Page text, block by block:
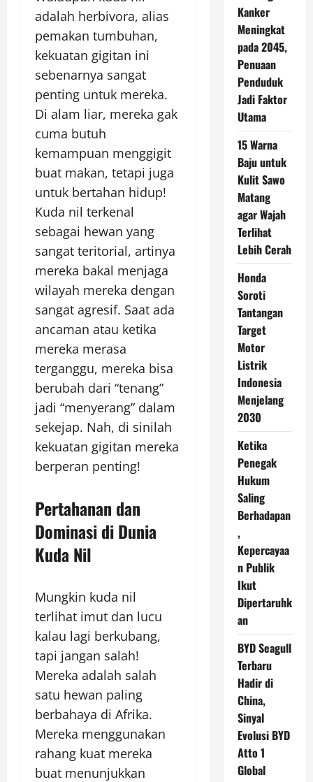
adalah herbivora, alias
pemakan tumbuhan,
kekuatan gigitan ini
sebenarnya sangat
penting untuk mereka.
Di alam liar, mereka gak
cuma butuh
kemampuan menggigit
buat makan, tetapi juga
untuk bertahan hidup!
Kuda nil terkenal
sebagai hewan yang
sangat teritorial, artinya
mereka bakal menjaga
wilayah mereka dengan
sangat agresif. Saat ada
ancaman atau ketika
mereka merasa
terganggu, mereka bisa
berubah dari “tenang”
jadi “menyerang” dalam
sekejap. Nah, di sinilah
kekuatan gigitan mereka
berperan penting!
Pertahanan dan
Dominasi di Dunia
Kuda Nil
Mungkin kuda nil
terlihat imut dan lucu
kalau lagi berkubang,
tapi jangan salah!
Mereka adalah salah
satu hewan paling
berbahaya di Afrika.
Mereka menggunakan
rahang kuat mereka
buat menunjukkan
Kanker
Meningkat
pada 2045,
Penuaan
Penduduk
Jadi Faktor
Utama
15 Warna
Baju untuk
Kulit Sawo
Matang
agar Wajah
Terlihat
Lebih Cerah
Honda
Soroti
Tantangan
Target
Motor
Listrik
Indonesia
Menjelang
2030
Ketika
Penegak
Hukum
Saling
Berhadapan
,
Kepercayaa
n Publik
Ikut
Dipertaruhk
an
BYD Seagull
Terbaru
Hadir di
China,
Sinyal
Evolusi BYD
Atto 1
Global